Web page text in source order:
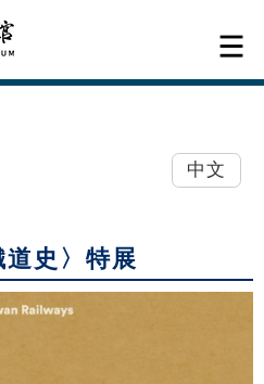
中文
道史〉特展